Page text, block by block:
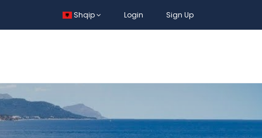
Shqip Login Sign Up